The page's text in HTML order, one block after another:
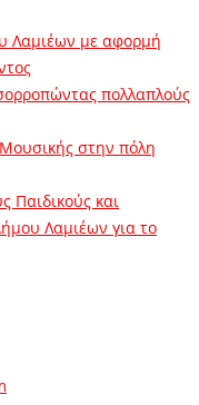
Λαμιέων με αφορμή
πολλαπλούς
στην πόλη
Παιδικούς και
Λαμιέων για το